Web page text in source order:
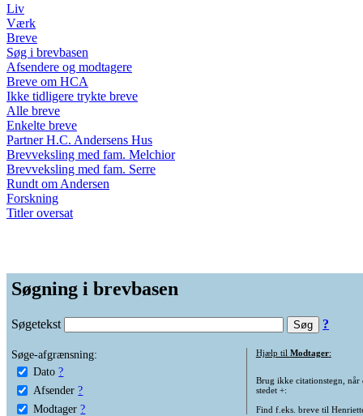
Liv
Værk
Breve
Søg i brevbasen
Afsendere og modtagere
Breve om HCA
Ikke tidligere trykte breve
Alle breve
Enkelte breve
Partner H.C. Andersens Hus
Brevveksling med fam. Melchior
Brevveksling med fam. Serre
Rundt om Andersen
Forskning
Titler oversat
Søgning i brevbasen
Søgetekst ?
Søge-afgrænsning:
Dato ?
Afsender ?
Modtager ?
Hjælp til Modtager:
Brug ikke citationstegn, når
stedet +:
Find f.eks. breve til